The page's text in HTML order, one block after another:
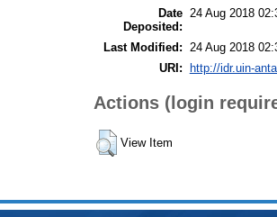
Date
Deposited:
24 Aug 2018
Last Modified:
24 Aug 2018
URI: http://idr.uin-
Actions (login
View Item